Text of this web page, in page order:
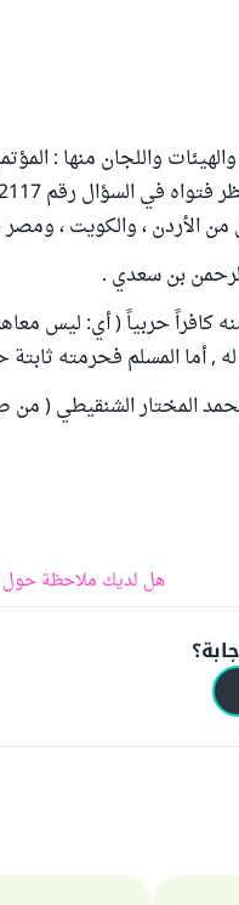
واللجان منها :
من الأردن ، والكويت ، ومصر
بن سعدي .
كافراً حربياً ( أي: ليس
, أما المسلم فحرمته ثابتة
هل لديك ملاحظة حول